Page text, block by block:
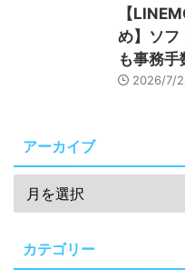
【
め】ソフ
も事務手
2026/7/
アーカイブ
カテゴリー